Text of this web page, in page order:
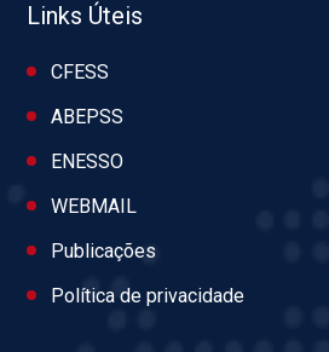
Links Úteis
CFESS
ABEPSS
ENESSO
WEBMAIL
Publicações
Política de privacidade